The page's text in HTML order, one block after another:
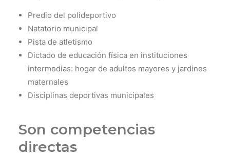
Predio del polideportivo
Natatorio municipal
Pista de atletismo
Dictado de educación física en instituciones
intermedias: hogar de adultos mayores y jardines
maternales
Disciplinas deportivas municipales
Son competencias
directas